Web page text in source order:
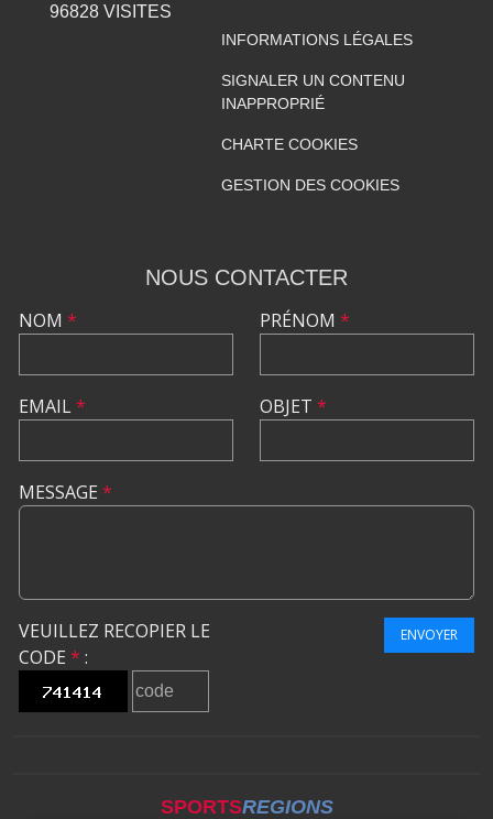
96828VISITES
INFORMATIONS LÉGALES
SIGNALER UN CONTENU
INAPPROPRIÉ
CHARTE COOKIES
GESTION DES COOKIES
NOUS CONTACTER
NOM *
EMAIL*
PRÉNOM *
OBJET *
MESSAGE *
VEUILLEZ RECOPIER LE
CODE * :
ENVOYER
SPORTSREGIONS